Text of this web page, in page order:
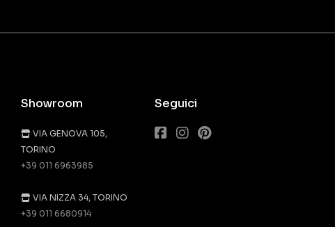
Showroom
VIA GENOVA 105,
TORINO
+39 011 6963985
VIA NIZZA 34, TORINO
+39 011 6680914
Seguici